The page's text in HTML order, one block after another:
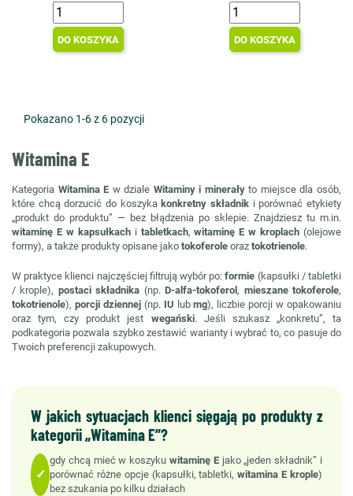
DO KOSZYKA DO KOSZYKA
Pokazano 1-6 z 6 pozycji
Witamina E
Kategoria Witamina E w dziale Witaminy i minerałyto miejsce dla osób,
które chcą dorzucić do koszyka konkretny składnik i porównać etykiety
„produkt do produktu” — bez błądzenia po sklepie. Znajdziesz tu m.in.
witaminę E w kapsułkachi tabletkach,witaminę E w kroplach (olejowe
formy), a także produkty opisane jako tokoferole oraz tokotrienole.
W praktyce klienci najczęściej filtrują wybór po:formie (kapsułki / tabletki
/ krople), postaci składnika (np.D-alfa-tokoferol, mieszane tokoferole,
tokotrienole), porcji dziennej(np. IU lubmg), liczbie porcji w opakowaniu
oraz tym, czy produkt jest wegański. Jeśli szukasz „konkretu”, ta
podkategoria pozwala szybko zestawić warianty i wybrać to, co pasuje do
Twoich preferencji zakupowych.
W jakich sytuacjach klienci sięgają po produkty z
kategorii „Witamina E”?
✓
gdy chcą mieć w koszyku witaminę Ejako „jeden składnik” i
porównać różne opcje (kapsułki, tabletki,witamina E krople)
bez szukania po kilku działach